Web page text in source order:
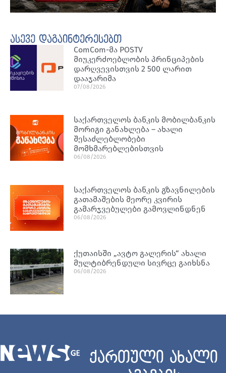
ასევე დაგაინტერესებთ
ComCom-მა POSTV
მიუკერძოებლობის პრინციპების
დარღვევისთვის 2 500 ლარით
დააჯარიმა
07/08/2026
საქართველოს ბანკის მობილბანკის
მორიგი განახლება – ახალი
შესაძლებლობები
მომხმარებლებისთვის
06/08/2026
საქართველოს ბანკის გზავნილების
გათამაშების მეორე კვირის
გამარჯვებულები გამოვლინდნენ
06/08/2026
ქუთაისში „ავტო გალერის“ ახალი
მულტიბრენდული სივრცე გაიხსნა
06/08/2026
ქართული ახალი